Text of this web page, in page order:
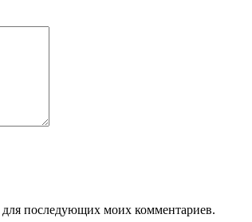
для последующих моих комментариев.